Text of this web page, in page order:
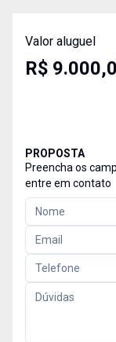
Valor aluguel
R$
PROPOSTA
Preencha os
entre em contato